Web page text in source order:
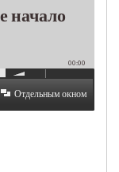
начало
00:00
Отдельным окном